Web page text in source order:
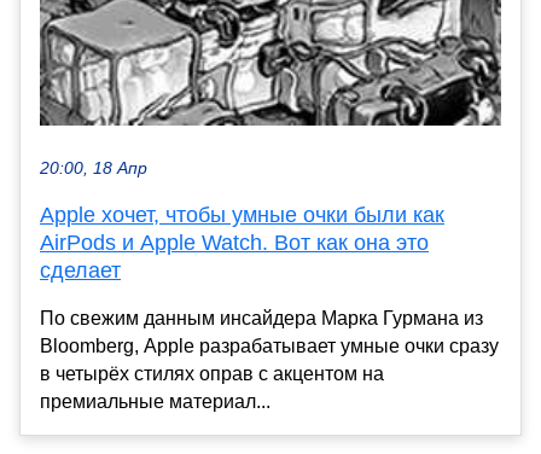
20:00, 18 Апр
Apple хочет, чтобы умные очки были как
AirPods и Apple Watch. Вот как она это
сделает
По свежим данным инсайдера Марка Гурмана из
Bloomberg, Apple разрабатывает умные очки сразу
в четырёх стилях оправ с акцентом на
премиальные материал...